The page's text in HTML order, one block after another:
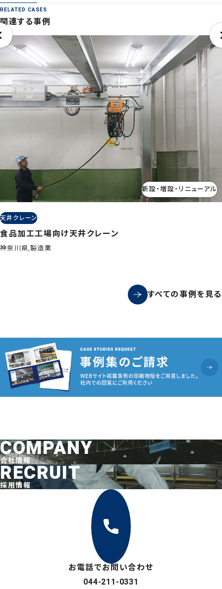
RELATED CASES
関連する事例
新設・増設・リニューアル
天井クレーン
食品加工工場向け天井クレーン
神奈川県,製造業
すべての事例を見る
会社情報
COMPANY
採用情報
RECRUIT
お電話でお問い合わせ
044-211-0331